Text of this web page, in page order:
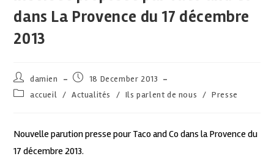
dans La Provence du 17 décembre
2013
damien
18 December 2013
accueil / Actualités / Ils parlent de nous / Presse
Nouvelle parution presse pour Taco and Co dans la Provence du
17 décembre 2013.